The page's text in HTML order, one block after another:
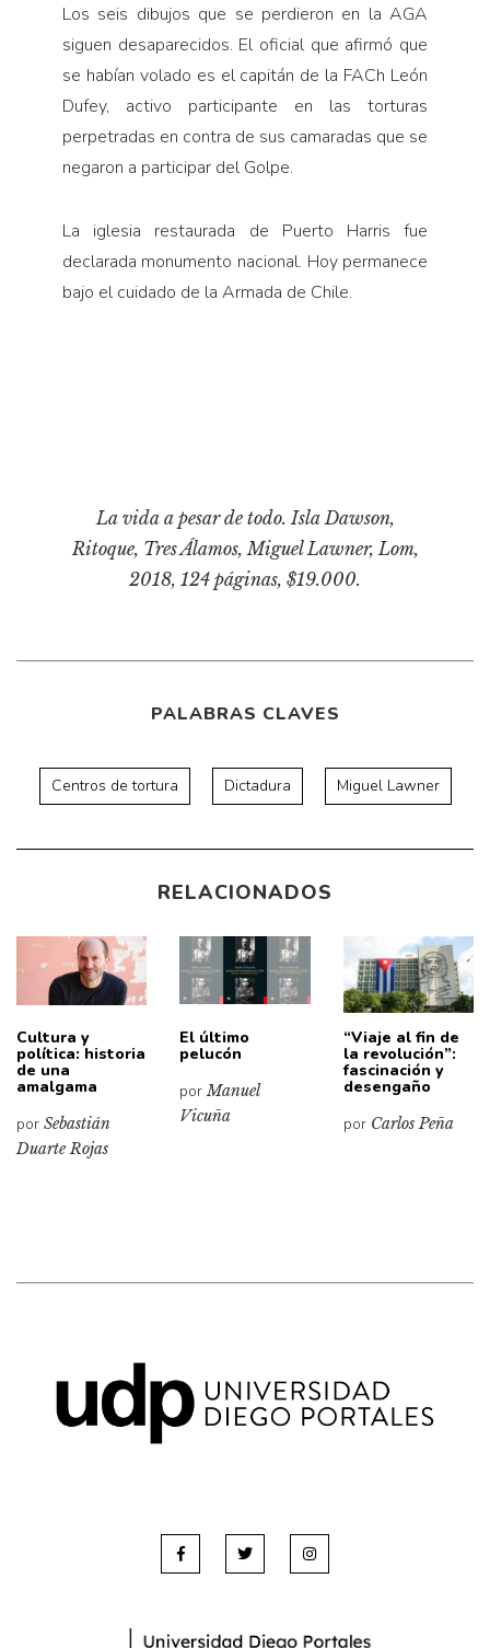
Los seis dibujos que se perdieron en la AGA
siguen desaparecidos. El oficial que afirmó que
se habían volado es el capitán de la FACh León
Dufey, activo participante en las torturas
perpetradas en contra de sus camaradas que se
negaron a participar del Golpe.
La iglesia restaurada de Puerto Harris fue
declarada monumento nacional. Hoy permanece
bajo el cuidado de la Armada de Chile.
La vida a pesar de todo. Isla Dawson,
Ritoque, Tres Álamos, Miguel Lawner, Lom,
2018, 124 páginas, $19.000.
PALABRAS CLAVES
Centros de tortura Dictadura Miguel Lawner
RELACIONADOS
Cultura y
política: historia
de una
amalgama
por Sebastián
Duarte Rojas
El último
pelucón
porManuel
Vicuña
“Viaje al fin de
la revolución”:
fascinación y
desengaño
por Carlos Peña